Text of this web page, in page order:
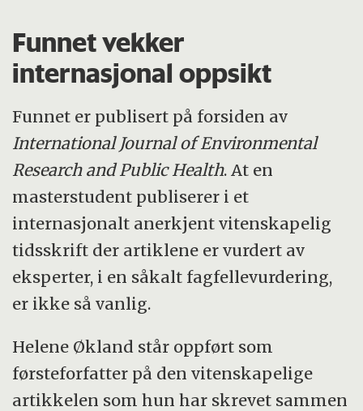
Funnet vekker
internasjonal oppsikt
Funnet er publisert på forsiden av
International Journal of Environmental
Research and Public Health. At en
masterstudent publiserer i et
internasjonalt anerkjent vitenskapelig
tidsskrift der artiklene er vurdert av
eksperter, i en såkalt fagfellevurdering,
er ikke så vanlig.
Helene Økland står oppført som
førsteforfatter på den vitenskapelige
artikkelen som hun har skrevet sammen